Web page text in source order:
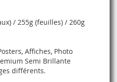
/ 255g (feuilles) / 260g
Affiches, Photo
Semi Brillante
différents.